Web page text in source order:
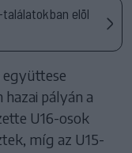
elöl
együttese
pályán a
U16-osok
míg az U15-